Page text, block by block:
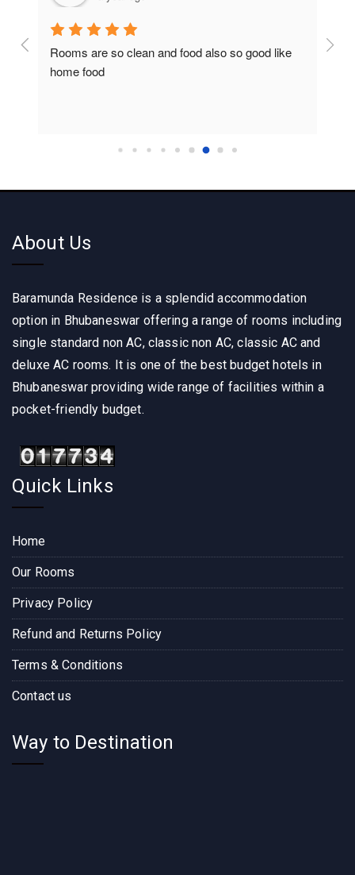
Rooms are so clean and food also so good like
home food
So
About Us
Baramunda Residence is a splendid accommodation
option in Bhubaneswar offering a range of rooms including
single standard non AC, classic non AC, classic AC and
deluxe AC rooms. It is one of the best budget hotels in
Bhubaneswar providing wide range of facilities within a
pocket-friendly budget.
Quick Links
Home
Our Rooms
Privacy Policy
Refund and Returns Policy
Terms & Conditions
Contact us
Way to Destination